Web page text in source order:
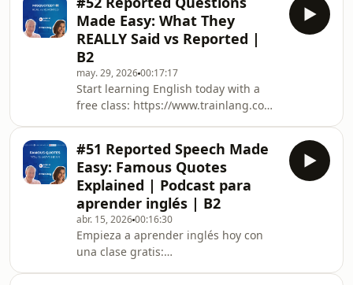
&amp; Possibility | Historical
Mysteries | Podcast B2 En este
episodio aprenderás a usar **modal
verbs** para expresar certeza y
posibilidad mientras exploramos
misterios históricos ️️‍♂️. Descubre cómo
decir cosas como: “Who bui
Made Easy: What They
REALLY Said vs Reported |
B2
may. 29, 202600:17:17
Start learning English today with a
free class: https://www.trainlang.com/
| B2 Podcast Do you know how to
transform direct questions into
English naturally? Many learners
understand questions, but when they
try to report them, everything
changes: “Where do you work?” →
sounds eas
#51 Reported Speech Made
Easy: Famous Quotes
Explained | Podcast para
aprender inglés | B2
abr. 15, 202600:16:30
Empieza a aprender inglés hoy con
una clase gratis: